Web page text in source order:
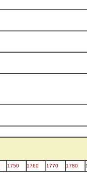
1750 1760 1770 1780